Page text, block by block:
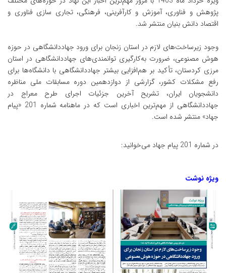
پژوهش و فناوری، آموزش و کارآفرینی، فرهنگی، تجاری سازی فناوری و
اقتصاد دانش بنیان منتشر شد.
وجود زیرساخت‌های لازم در استان زنجان برای ورود جهاددانشگاهی در حوزه
هوش مصنوعی، ضرورت به‌کارگیری توانمندی‌های جهاددانشگاهی در استان
مرزی کردستان، تأکید بر هم‌افزایی بیشتر جهاددانشگاهی با دانشگاه‌ها برای
رفع مشکلات کشور، گزارشی از دوازدهمین دوره مسابقات ملی مناظره
دانشجویان ایران، تشریح آخرین جزئیات اجرای طرح معراج در
جهاددانشگاهی از مهم‌ترین اخباری است که در ماهنامه شماره‌ 201 «پیام
جهاد» منتشر شده است.
در شماره 201 پیام جهاد می‌خوانید:
ویژه نوشت